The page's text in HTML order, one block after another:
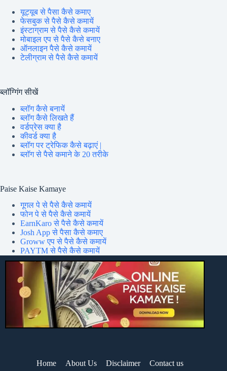
यूट्यूब से पैसा कैसे कमाए
फेसबुक से पैसे कैसे कमायें
इंस्टाग्राम से पैसे कैसे कमायें
मोबाइल एप से पैसे कैसे बनाए
ऑनलाइन पैसे कैसे कमायें
टेलीग्राम से पैसे कैसे कमायें
ब्लॉग्गिंग सीखें
ब्लॉग कैसे बनायें
ब्लॉग कैसे लिखते हैं
वर्डप्रेस क्या है
कीवर्ड क्या है
ब्लॉग पर ट्रेफिक कैसे बढ़ाएं |
ब्लॉग से पैसे कमाने के 20 तरीके
Paise Kaise Kamaye
गूगल पे से पैसे कैसे कमायें
फोन पे से पैसे कैसे कमायें
EarnKaro से पैसे कैसे कमायें
Josh App से पैसा कैसे कमाए
Groww एप से पैसे कैसे कमायें
PAYTM से पैसे कैसे कमायें
Home About Us Disclaimer Contact us